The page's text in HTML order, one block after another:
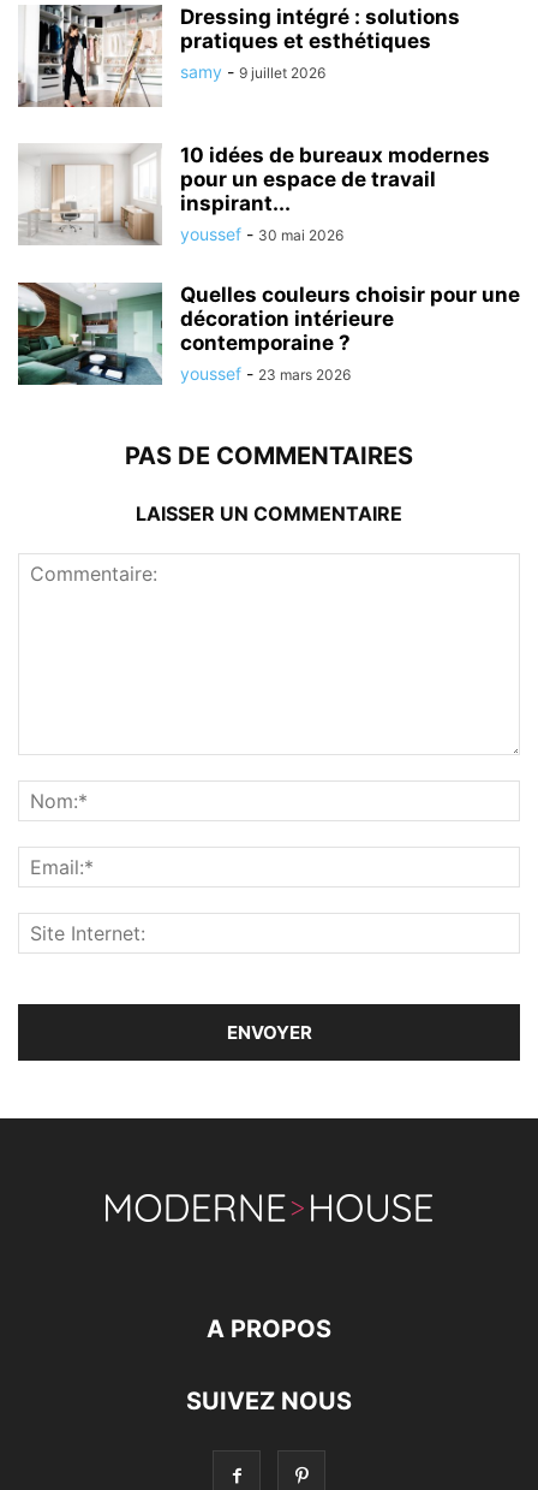
Dressing intégré : solutions
pratiques et esthétiques
samy - 9 juillet 2026
10 idées de bureaux modernes
pour un espace de travail
inspirant...
youssef - 30 mai 2026
Quelles couleurs choisir pour une
décoration intérieure
contemporaine ?
youssef - 23 mars 2026
PAS DE COMMENTAIRES
LAISSER UN COMMENTAIRE
A PROPOS
SUIVEZ NOUS